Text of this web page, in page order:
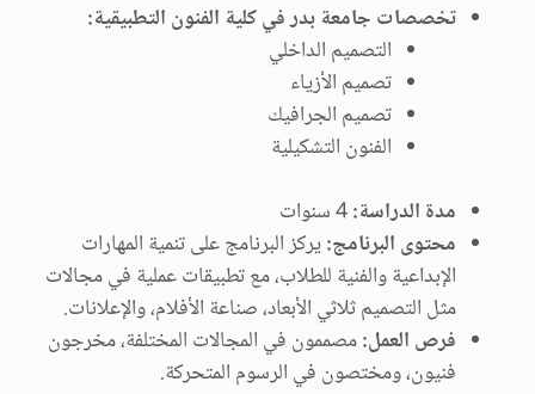
تخصصات جامعة بدر في كلية الفنون التطبيقية:
التصميم الداخلي
تصميم الأزياء
تصميم الجرافيك
الفنون التشكيلية
مدة الدراسة:
محتوى البرنامج:يركز البرنامج على تنمية المهارات
الإبداعية والفنية للطلاب، مع تطبيقات عملية في مجالات
مثل التصميم ثلاثي الأبعاد، صناعة الأفلام، والإعلانات.
فرص العمل:مصممون في المجالات المختلفة، مخرجون
فنيون، ومختصون في الرسوم المتحركة.